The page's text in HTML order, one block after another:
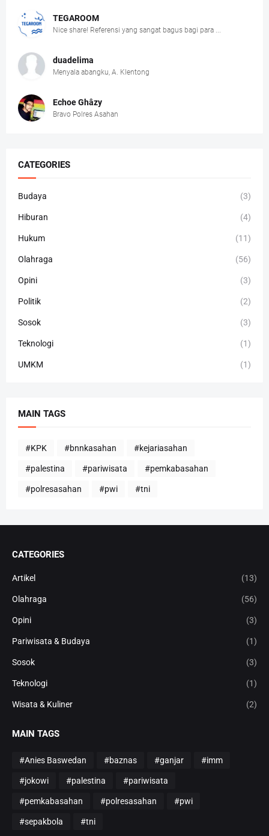
TEGAROOM
Nice share! Referensi yang sangat bagus bagi para ...
duadelima
Menyala abangku, A. Klentong
Echoe Ghâzy
Bravo Polres Asahan
CATEGORIES
Budaya (3)
Hiburan (4)
Hukum (11)
Olahraga (56)
Opini (3)
Politik (2)
Sosok (3)
Teknologi (1)
UMKM (1)
MAIN TAGS
#KPK #bnnkasahan #kejariasahan
#palestina #pariwisata #pemkabasahan
#polresasahan #pwi #tni
CATEGORIES
Artikel (13)
Olahraga (56)
Opini (3)
Pariwisata & Budaya (1)
Sosok (3)
Teknologi (1)
Wisata & Kuliner (2)
MAIN TAGS
#Anies Baswedan #baznas #ganjar #imm
#jokowi #palestina #pariwisata
#pemkabasahan #polresasahan #pwi
#sepakbola #tni